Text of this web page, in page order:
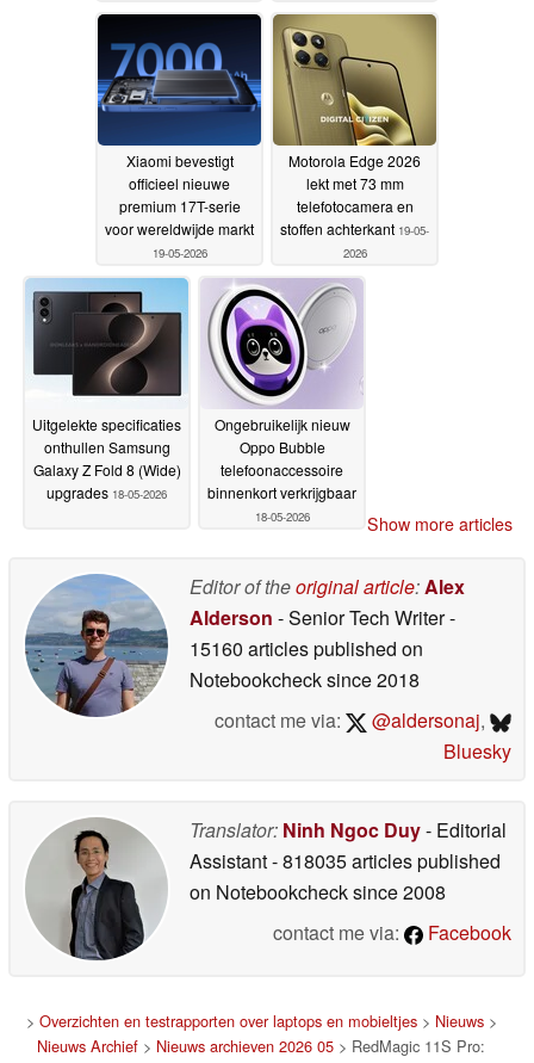
Xiaomi bevestigt
officieel nieuwe
premium 17T-serie
voor wereldwijde markt
19-05-2026
Motorola Edge 2026
lekt met 73 mm
telefotocamera en
stoffen achterkant 19-05-
2026
Uitgelekte specificaties
onthullen Samsung
Galaxy Z Fold 8 (Wide)
upgrades 18-05-2026
Ongebruikelijk nieuw
Oppo Bubble
telefoonaccessoire
binnenkort verkrijgbaar
18-05-2026 Show more articles
Editor of theoriginal article:Alex
Alderson - Senior Tech Writer-
15160 articles published on
Notebookchecksince 2018
contact me via:
@aldersonaj,
Bluesky
Translator: Ninh Ngoc Duy- Editorial
Assistant- 818035 articles published
on Notebookchecksince 2008
contact me via:
Facebook
> Overzichten en testrapporten over laptops en mobieltjes> Nieuws>
Nieuws Archief > Nieuws archieven 2026 05 > RedMagic 11S Pro: